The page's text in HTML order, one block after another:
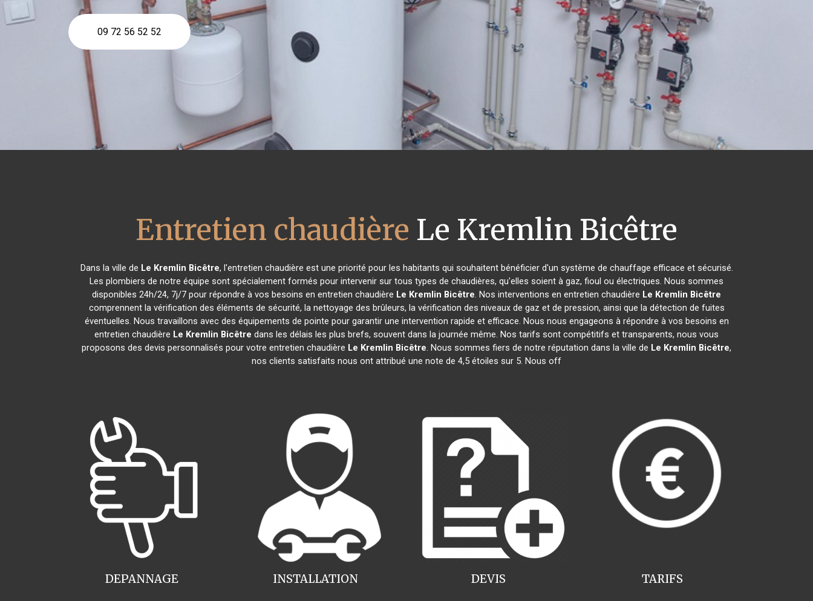
09 72 56 52 52
Entretien chaudière Le Kremlin Bicêtre
Dans la ville de Le Kremlin Bicêtre, l'entretien chaudière est une priorité pour les habitants qui souhaitent bénéficier d'un système de chauffage efficace et sécurisé.
Les plombiers de notre équipe sont spécialement formés pour intervenir sur tous types de chaudières, qu'elles soient à gaz, fioul ou électriques. Nous sommes
disponibles 24h/24, 7j/7 pour répondre à vos besoins en entretien chaudière Le Kremlin Bicêtre. Nos interventions en entretien chaudière Le Kremlin Bicêtre
comprennent la vérification des éléments de sécurité, la nettoyage des brûleurs, la vérification des niveaux de gaz et de pression, ainsi que la détection de fuites
éventuelles. Nous travaillons avec des équipements de pointe pour garantir une intervention rapide et efficace. Nous nous engageons à répondre à vos besoins en
entretien chaudière Le Kremlin Bicêtre dans les délais les plus brefs, souvent dans la journée même. Nos tarifs sont compétitifs et transparents, nous vous
proposons des devis personnalisés pour votre entretien chaudière Le Kremlin Bicêtre. Nous sommes fiers de notre réputation dans la ville de Le Kremlin Bicêtre,
nos clients satisfaits nous ont attribué une note de 4,5 étoiles sur 5. Nous off
INSTALLATION
DEPANNAGE TARIFS
DEVIS